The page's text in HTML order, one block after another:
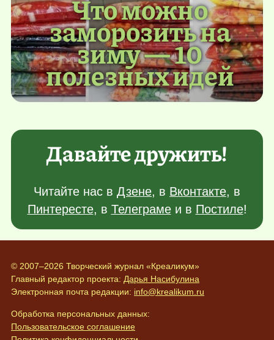
Что можно
заморозить на
зиму — 10
полезных идей
Давайте дружить!
Читайте нас в Дзене, в Вконтакте, в
Пинтересте, в Телеграмеи в Постиле!
© 2007–2026 Творческий журнал «Креаликум»
Главный редактор проекта: Дарья Насибулина
Электронная почта редакции: info@krealikum.ru
Обработка персональных данных:
Пользовательское соглашение